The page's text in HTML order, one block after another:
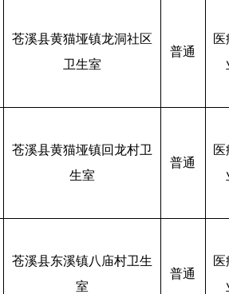
苍溪县黄猫垭镇龙洞社区
卫生室
普通
苍溪县黄猫垭镇回龙村卫
生室
普通
苍溪县东溪镇八庙村卫生
室
普通